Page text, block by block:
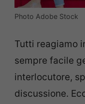
Photo Adobe Stock
Tutti reagiamo
sempre facile
interlocutore,
discussione.